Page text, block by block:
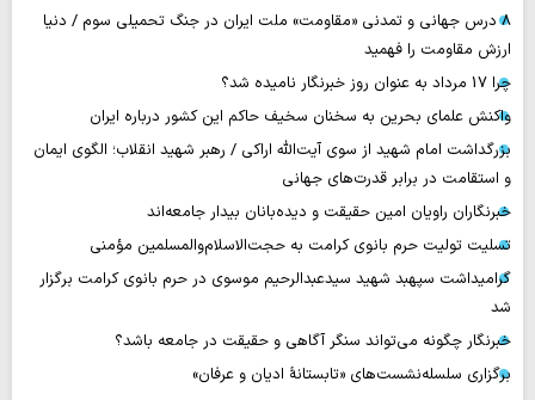
۸ درس جهانی و تمدنی «مقاومت» ملت ایران در جنگ تحمیلی سوم / دنیا
ارزش مقاومت را فهمید
چرا 17 مرداد به عنوان روز خبرنگار نامیده شد؟
واکنش علمای بحرین به سخنان سخیف حاکم این کشور درباره ایران
بزرگداشت امام شهید از سوی آیت‌الله اراکی / رهبر شهید انقلاب؛ الگوی ایمان
و استقامت در برابر قدرت‌های جهانی
خبرنگاران راویان امین حقیقت و دیده‌بانان بیدار جامعه‌اند
تسلیت تولیت حرم بانوی کرامت به حجت‌الاسلام‌والمسلمین مؤمنی
گرامیداشت سپهبد شهید سیدعبدالرحیم موسوی در حرم بانوی کرامت برگزار
شد
خبرنگار چگونه می‌تواند سنگر آگاهی و حقیقت در جامعه باشد؟
برگزاری سلسله‌نشست‌های «تابستانهٔ ادیان و عرفان»